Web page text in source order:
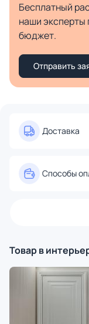
Бесплатный
наши эксперты
бюджет.
Отправить
Доставка
Способы
Товар в